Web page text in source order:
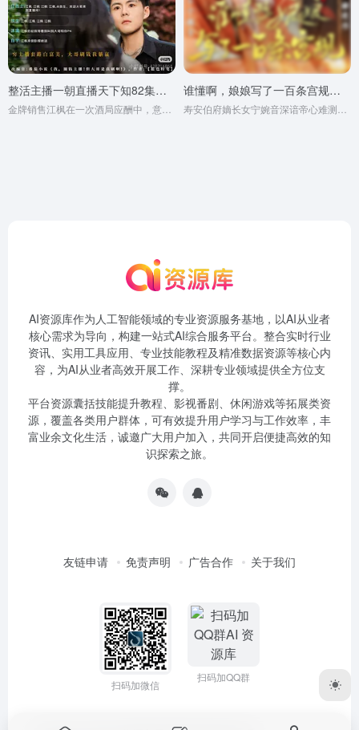
整活主播一朝直播天下知82集（2025）郭建清&孙同钰 谁懂啊，娘娘写了一百条宫规（80集）一航＆岳雨婷
AI资源库作为人工智能领域的专业资源服务基地，以AI从业者
核心需求为导向，构建一站式AI综合服务平台。整合实时行业
资讯、实用工具应用、专业技能教程及精准数据资源等核心内
容，为AI从业者高效开展工作、深耕专业领域提供全方位支
撑。
平台资源囊括技能提升教程、影视番剧、休闲游戏等拓展类资
源，覆盖各类用户群体，可有效提升用户学习与工作效率，丰
富业余文化生活，诚邀广大用户加入，共同开启便捷高效的知
识探索之旅。
友链申请 免责声明 广告合作 关于我们
扫码加微信
扫码加QQ群